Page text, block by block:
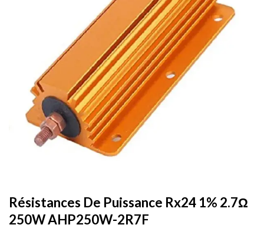
Résistances De Puissance Rx24 1% 2.7Ω
250W AHP250W-2R7F